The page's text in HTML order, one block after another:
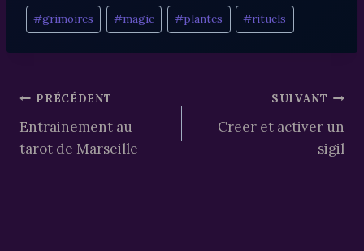
Étiquettes
de
la
#grimoires #magie #plantes #rituels
Navigation
de
PRÉCÉDENT
Entrainement au
tarot de Marseille
SUIVANT
Creer et activer un
sigil